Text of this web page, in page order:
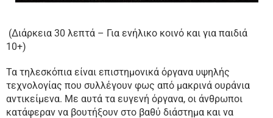
(Διάρκεια 30 λεπτά – Για ενήλικο κοινό και για παιδιά
10+)
Τα τηλεσκόπια είναι επιστημονικά όργανα υψηλής
τεχνολογίας που συλλέγουν φως από μακρινά ουράνια
αντικείμενα. Με αυτά τα ευγενή όργανα, οι άνθρωποι
κατάφεραν να βουτήξουν στο βαθύ διάστημα και να